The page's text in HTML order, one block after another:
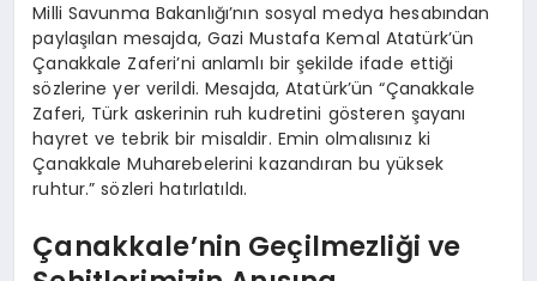
Milli Savunma Bakanlığı’nın sosyal medya hesabından
paylaşılan mesajda, Gazi Mustafa Kemal Atatürk’ün
Çanakkale Zaferi’ni anlamlı bir şekilde ifade ettiği
sözlerine yer verildi. Mesajda, Atatürk’ün “Çanakkale
Zaferi, Türk askerinin ruh kudretini gösteren şayanı
hayret ve tebrik bir misaldir. Emin olmalısınız ki
Çanakkale Muharebelerini kazandıran bu yüksek
ruhtur.” sözleri hatırlatıldı.
Çanakkale’nin Geçilmezliği ve